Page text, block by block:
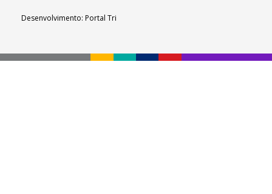
Desenvolvimento: Portal Tri